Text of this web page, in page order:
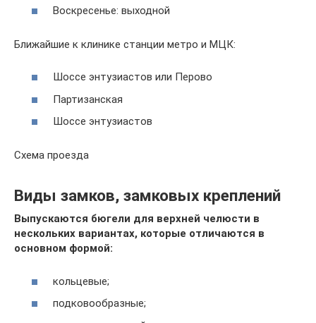
Воскресенье: выходной
Ближайшие к клинике станции метро и МЦК:
Шоссе энтузиастов или Перово
Партизанская
Шоссе энтузиастов
Схема проезда
Виды замков, замковых креплений
Выпускаются бюгели для верхней челюсти в
нескольких вариантах, которые отличаются в
основном формой:
кольцевые;
подковообразные;